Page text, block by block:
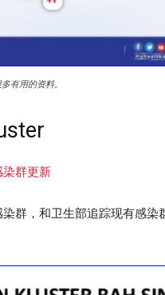
有用的资料。
群更新
群，和卫生部追踪现有感